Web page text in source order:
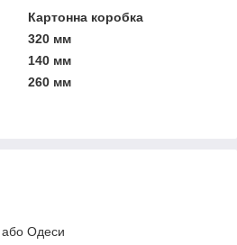
Картонна коробка
320 мм
140 мм
260 мм
або Одеси